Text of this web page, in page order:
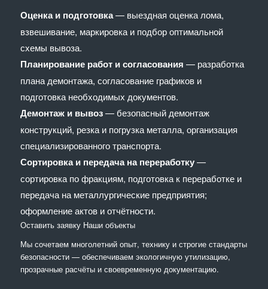
Оценка и подготовка— выездная оценка лома,
взвешивание, маркировка и подбор оптимальной
схемы вывоза.
Планирование работ и согласования — разработка
плана демонтажа, согласование графиков и
подготовка необходимых документов.
Демонтаж и вывоз— безопасный демонтаж
конструкций, резка и погрузка металла, организация
специализированного транспорта.
Сортировка и передача на переработку—
сортировка по фракциям, подготовка к переработке и
передача на металлургические предприятия;
оформление актов и отчётности.
Оставить заявку Наши объекты
Мы сочетaем многолетний опыт, технику и строгие стандарты
безопасности — обеспечиваем экологичную утилизацию,
прозрачные расчёты и своевременную документацию.